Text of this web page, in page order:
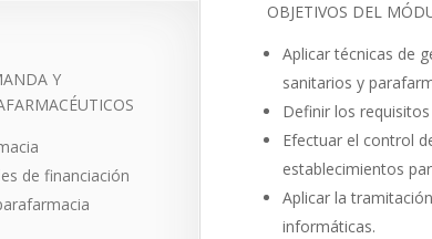
Y
de financiación
OBJETIVOS DEL
Aplicar técnicas de
sanitarios y
Definir los
Efectuar el control
establecimientos
Aplicar la
informáticas.